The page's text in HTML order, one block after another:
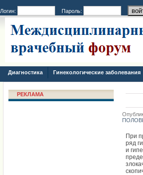
Логин: Пароль:
Диагностика Гинекологические заболевания
РЕКЛАМА
При
ряд
и